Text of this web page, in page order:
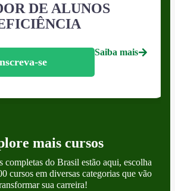
DE ALUNOS
se
Saiba mais
mais cursos
completas do Brasil estão aqui, escolha
cursos em diversas categorias que vão
sua carreira!